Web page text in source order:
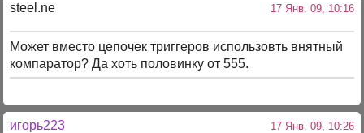
steel.ne 17 Янв. 09, 10:16
Может вместо цепочек триггеров использовть внятный
компаратор? Да хоть половинку от 555.
игорь223 17 Янв. 09, 10:26